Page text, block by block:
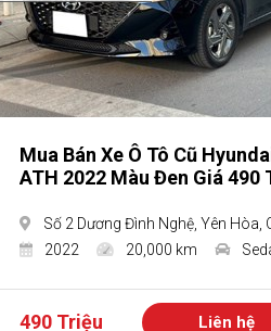
Mua Bán Xe Ô Tô Cũ
ATH 2022 Màu Đen Giá 490
Số 2 Dương Đình Nghệ, Yên Hòa,
2022
20,000 km
490 Triệu Liên hệ